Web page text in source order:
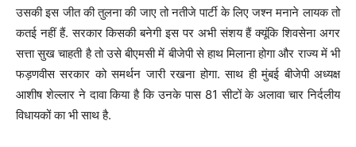
उसकी इस जीत की तुलना की जाए तो नतीजे पार्टी के लिए जश्न मनाने लायक तो
कतई नहीं हैं. सरकार किसकी बनेगी इस पर अभी संशय हैं क्यूंकि शिवसेना अगर
सत्ता सुख चाहती है तो उसे बीएमसी में बीजेपी से हाथ मिलाना होगा और राज्य में भी
फड़णवीस सरकार को समर्थन जारी रखना होगा. साथ ही मुंबई बीजेपी अध्यक्ष
आशीष शेल्लार ने दावा किया है कि उनके पास 81 सीटों के अलावा चार निर्दलीय
विधायकों का भी साथ है.